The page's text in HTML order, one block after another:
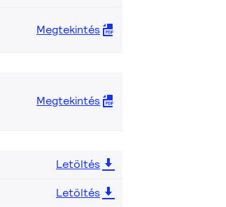
Megtekintés
Megtekintés
Letöltés
Letöltés